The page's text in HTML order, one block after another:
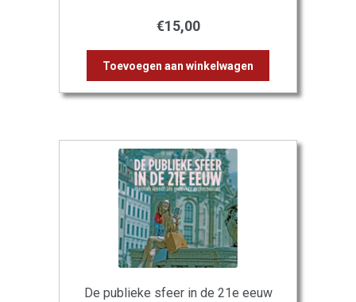
€15,00
Toevoegen aan winkelwagen
De publieke sfeer in de 21e eeuw